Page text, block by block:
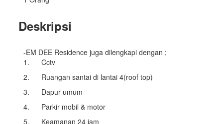
Deskripsi
-EM DEE Residence juga dilengkapi dengan ;
1. Cctv
2. Ruangan santai di lantai 4(roof top)
3. Dapur umum
4. Parkir mobil & motor
5. Keamanan 24 jam